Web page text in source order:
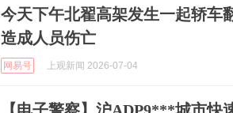
今天下午北翟高架发生一起轿车
造成人员伤亡
网易号 上观新闻 2026-07-04